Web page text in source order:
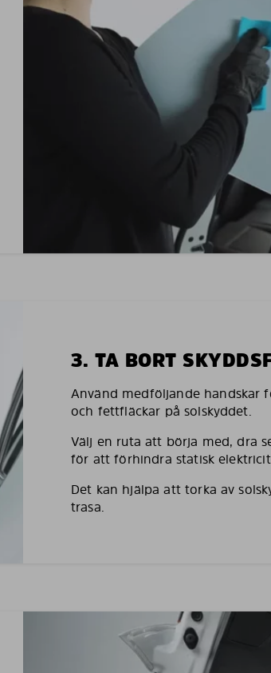
3. TA BORT
Använd medföljande handskar
och fettfläckar på solskyddet.
Välj en ruta att börja med, dra
för att förhindra statisk
Det kan hjälpa att torka av
trasa.